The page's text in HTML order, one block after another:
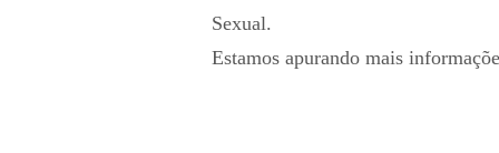
Sexual.
Estamos apurando mais